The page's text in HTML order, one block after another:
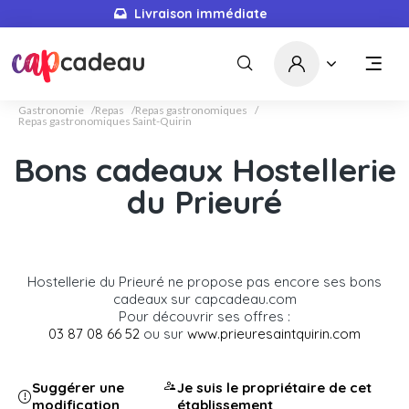
Livraison immédiate
Gastronomie Repas
Repas gastronomiques
Repas gastronomiques Saint-Quirin
Bons cadeaux Hostellerie
du Prieuré
Hostellerie du Prieuré ne propose pas encore ses bons
cadeaux sur capcadeau.com
Pour découvrir ses offres :
03 87 08 66 52 ou sur www.prieuresaintquirin.com
Suggérer une
modification
Je suis le propriétaire de cet
établissement